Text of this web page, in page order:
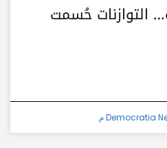
التوازنات حُسمت
Democratia